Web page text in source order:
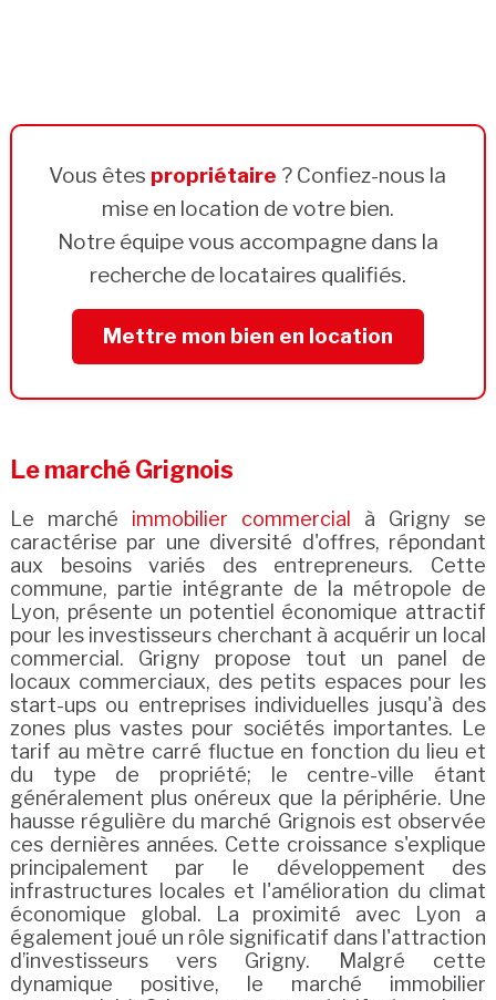
Vous êtes propriétaire ? Confiez-nous la
mise en location de votre bien.
Notre équipe vous accompagne dans la
recherche de locataires qualifiés.
Mettre mon bien en location
Le marché Grignois
Le marché immobilier commercial
à Grigny se
caractérise par une diversité d'offres, répondant
aux besoins variés des entrepreneurs. Cette
commune, partie intégrante de la métropole de
Lyon, présente un potentiel économique attractif
pour les investisseurs cherchant à acquérir un local
commercial. Grigny propose tout un panel de
locaux commerciaux, des petits espaces pour les
start-ups ou entreprises individuelles jusqu'à des
zones plus vastes pour sociétés importantes. Le
tarif au mètre carré fluctue en fonction du lieu et
du type de propriété; le centre-ville étant
généralement plus onéreux que la périphérie. Une
hausse régulière du marché Grignois est observée
ces dernières années. Cette croissance s'explique
principalement par le développement des
infrastructures locales et l'amélioration du climat
économique global. La proximité avec Lyon a
également joué un rôle significatif dans l'attraction
d’investisseurs vers Grigny. Malgré cette
dynamique positive, le marché immobilier